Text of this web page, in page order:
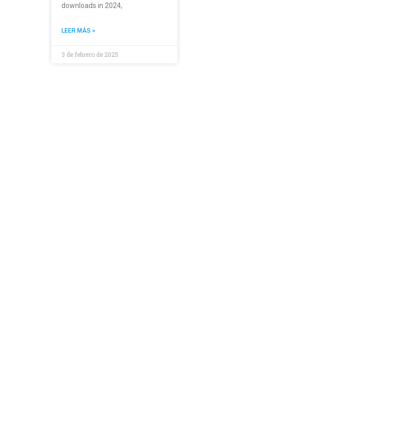
downloads in 2024,
LEER MÁS »
3 de febrero de 2025